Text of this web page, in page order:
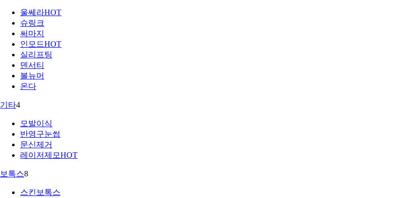
울쎄라HOT
슈링크
써마지
인모드HOT
실리프팅
덴서티
볼뉴머
온다
기타4
모발이식
반영구눈썹
문신제거
레이저제모HOT
보톡스8
스킨보톡스